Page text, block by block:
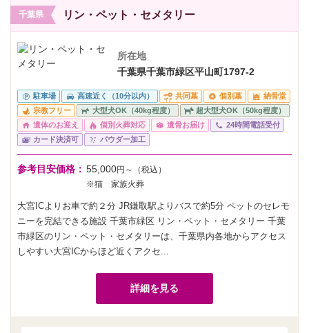
千葉県 リン・ペット・セメタリー
所在地
千葉県千葉市緑区平山町1797-2
駐車場 高速近く（10分以内） 共同墓 個別墓
納骨堂
宗教フリー
大型犬OK（40kg程度）
超大型犬OK（50kg程度）
遺体のお迎え
個別火葬対応 遺骨お届け
24時間電話受付
カード決済可
パウダー加工
参考目安価格： 55,000円～（税込）
※猫 家族火葬
大宮ICよりお車で約２分 JR鎌取駅よりバスで約5分 ペットのセレモ
ニーを完結できる施設 千葉市緑区 リン・ペット・セメタリー 千葉
市緑区のリン・ペット・セメタリーは、千葉県内各地からアクセス
しやすい大宮ICからほど近くアクセ...
詳細を見る